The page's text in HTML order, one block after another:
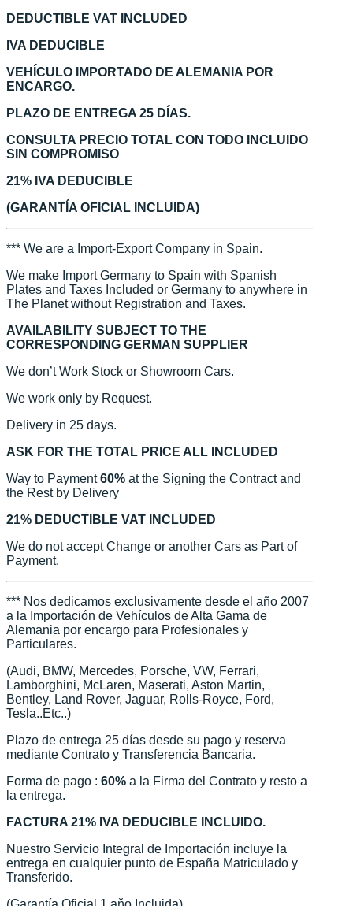
DEDUCTIBLE VAT INCLUDED
IVA DEDUCIBLE
VEHÍCULO IMPORTADO DE ALEMANIA POR
ENCARGO.
PLAZO DE ENTREGA 25 DÍAS.
CONSULTA PRECIO TOTAL CON TODO INCLUIDO
SIN COMPROMISO
21% IVA DEDUCIBLE
(GARANTÍA OFICIAL INCLUIDA)
*** We are a Import-Export Company in Spain.
We make Import Germany to Spain with Spanish
Plates and Taxes Included or Germany to anywhere in
The Planet without Registration and Taxes.
AVAILABILITY SUBJECT TO THE
CORRESPONDING GERMAN SUPPLIER
We don’t Work Stock or Showroom Cars.
We work only by Request.
Delivery in 25 days.
ASK FOR THE TOTAL PRICE ALL INCLUDED
Way to Payment60% at the Signing the Contract and
the Rest by Delivery
21% DEDUCTIBLE VAT INCLUDED
We do not accept Change or another Cars as Part of
Payment.
*** Nos dedicamos exclusivamente desde el año 2007
a la Importación de Vehículos de Alta Gama de
Alemania por encargo para Profesionales y
Particulares.
(Audi, BMW, Mercedes, Porsche, VW, Ferrari,
Lamborghini, McLaren, Maserati, Aston Martin,
Bentley, Land Rover, Jaguar, Rolls-Royce, Ford,
Tesla..Etc..)
Plazo de entrega 25 días desde su pago y reserva
mediante Contrato y Transferencia Bancaria.
Forma de pago : 60% a la Firma del Contrato y resto a
la entrega.
FACTURA 21% IVA DEDUCIBLE INCLUIDO.
Nuestro Servicio Integral de Importación incluye la
entrega en cualquier punto de España Matriculado y
Transferido.